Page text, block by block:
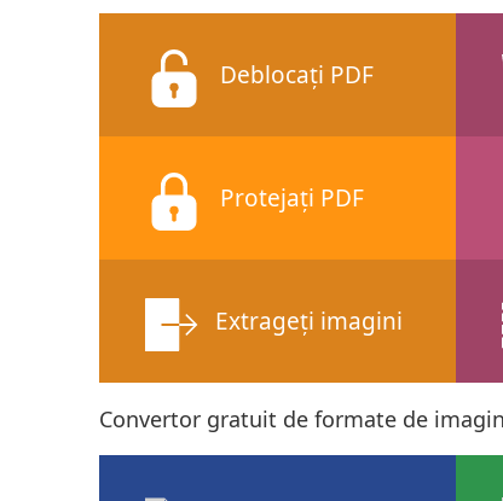
Deblocați PDF
Protejați PDF
Extrageți imagini
Convertor gratuit de formate de